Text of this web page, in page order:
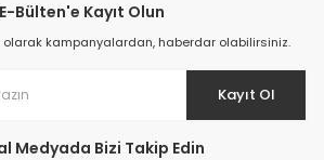
E-Bülten'e Kayıt Olun
olarak kampanyalardan, haberdar olabilirsiniz.
Kayıt Ol
Medyada Bizi Takip Edin